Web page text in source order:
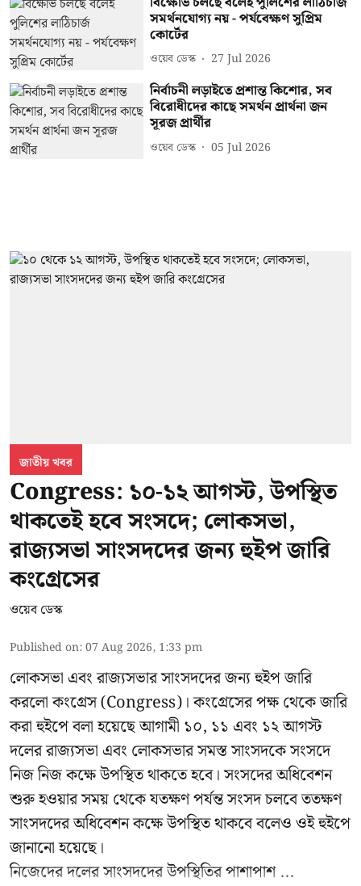
সমর্থনযোগ্য নয় - পর্যবেক্ষণ সুপ্রিম
কোর্টের
ওয়েব ডেস্ক 27 Jul 2026
নির্বাচনী লড়াইতে প্রশান্ত কিশোর, সব
বিরোধীদের কাছে সমর্থন প্রার্থনা জন
সূরজ প্রার্থীর
ওয়েব ডেস্ক 05 Jul 2026
জাতীয় খবর
Congress: ১০-১২ আগস্ট, উপস্থিত
থাকতেই হবে সংসদে; লোকসভা,
রাজ্যসভা সাংসদদের জন্য হুইপ জারি
কংগ্রেসের
ওয়েব ডেস্ক
Published on:07 Aug 2026, 1:33 pm
লোকসভা এবং রাজ্যসভার সাংসদদের জন্য হুইপ জারি
করলো কংগ্রেস (Congress)। কংগ্রেসের পক্ষ থেকে জারি
করা হুইপে বলা হয়েছে আগামী ১০, ১১ এবং ১২ আগস্ট
দলের রাজ্যসভা এবং লোকসভার সমস্ত সাংসদকে সংসদে
নিজ নিজ কক্ষে উপস্থিত থাকতে হবে। সংসদের অধিবেশন
শুরু হওয়ার সময় থেকে যতক্ষণ পর্যন্ত সংসদ চলবে ততক্ষণ
সাংসদদের অধিবেশন কক্ষে উপস্থিত থাকবে বলেও ওই হুইপে
জানানো হয়েছে।
নিজেদের দলের সাংসদদের উপস্থিতির পাশাপাশ ...